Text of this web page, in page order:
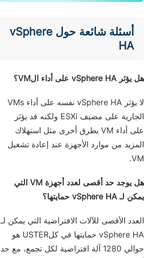
أسئلة شائعة حول vSphere
HA
هل يؤثر vSphere HA على أداء الVM؟
لا يؤثر vSphere HA نفسه على أداء VMs
الجارية على مضيف ESXi ولكنه قد يؤثر
على أداء VM بطرق أخرى مثل استهلاك
المزيد من موارد الأجهزة عند إعادة تشغيل
VM.
هل يوجد حد أقصى لعدد أجهزة VM التي
يمكن لـ vSphere HA حمايتها؟
العدد الأقصى للآلات الافتراضية التي يمكن لـ
vSphere HA حمايتها في كلUSTER هو
حوالي 1280 آلة افتراضية لكل تجمع، مع حد